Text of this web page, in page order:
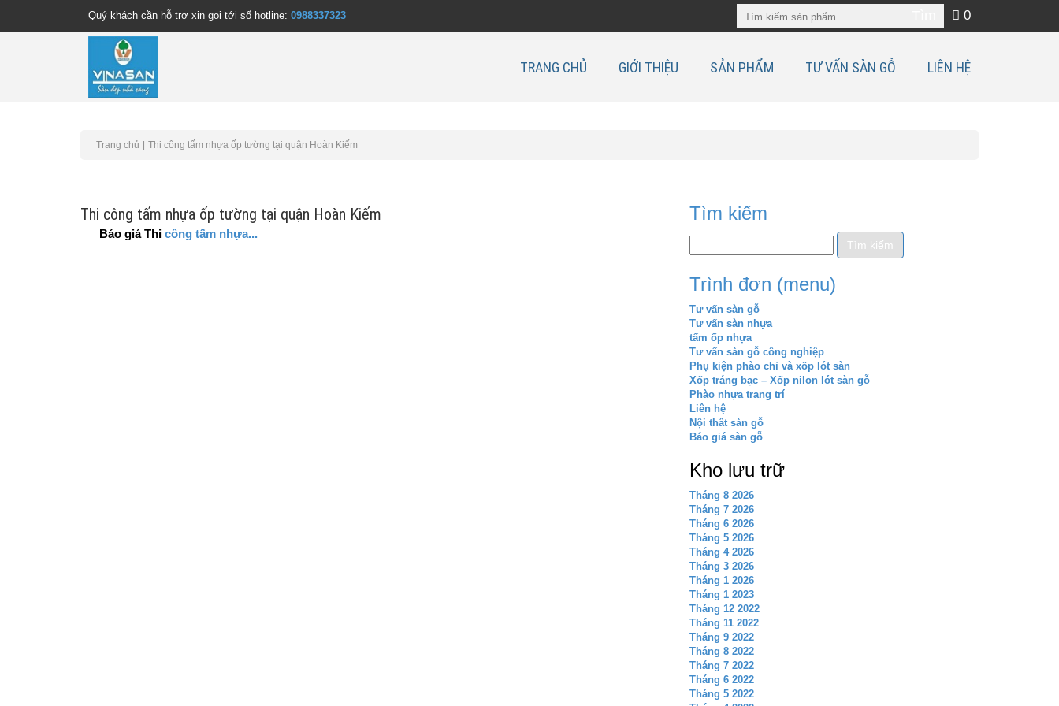
Quý khách cần hỗ trợ xin gọi tới số hotline: 0988337323 0
TRANG CHỦ GIỚI THIỆU SẢN PHẨM TƯ VẤN SÀN GỖ LIÊN HỆ
Trang chủ Thi công tấm nhựa ốp tường tại quận Hoàn Kiếm
Thi công tấm nhựa ốp tường tại quận Hoàn Kiếm
Báo giá Thi công tấm nhựa...
Tìm kiếm
Trình đơn (menu)
Tư vấn sàn gỗ
Tư vấn sàn nhựa
tấm ốp nhựa
Tư vấn sàn gỗ công nghiệp
Phụ kiện phào chỉ và xốp lót sàn
Xốp tráng bạc – Xốp nilon lót sàn gỗ
Phào nhựa trang trí
Liên hệ
Nội thât sàn gỗ
Báo giá sàn gỗ
Kho lưu trữ
Tháng 8 2026
Tháng 7 2026
Tháng 6 2026
Tháng 5 2026
Tháng 4 2026
Tháng 3 2026
Tháng 1 2026
Tháng 1 2023
Tháng 12 2022
Tháng 11 2022
Tháng 9 2022
Tháng 8 2022
Tháng 7 2022
Tháng 6 2022
Tháng 5 2022